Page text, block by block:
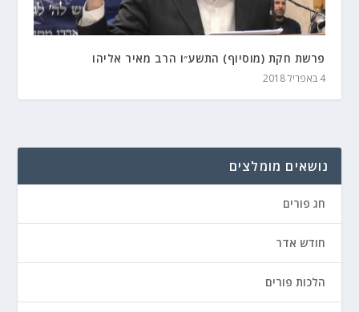
פרשת חקת (מוסיוף) התשע״ו הרב מאיר אליהו
4 באפריל 2018
נושאים מומלצים
חג פורים
חודש אדר
הלכות פורים